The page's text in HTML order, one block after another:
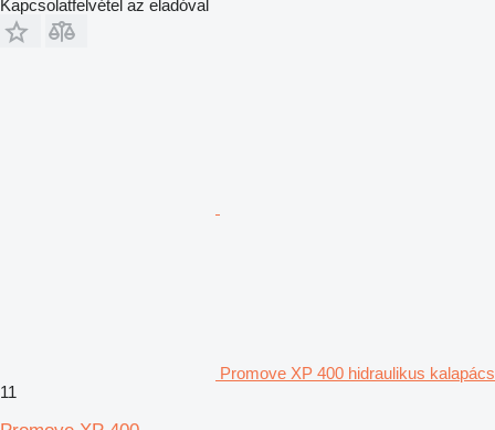
Kapcsolatfelvétel az eladóval
Promove XP 400 hidraulikus kalapács
11